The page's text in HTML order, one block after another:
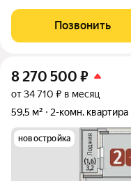
тщательно продуманные
до 3-комнатных, а также
Позвонить
8 270 500 ₽
от 34 710 ₽ в месяц
59,5 м²
2-комн. квартира
новостройка